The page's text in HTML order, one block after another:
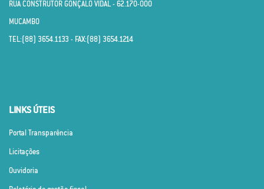
RUA CONSTRUTOR GONÇALO VIDAL - 62.170­-000
MUCAMBO
TEL:(88) 3654.1133 - FAX:(88) 3654.1214
LINKS ÚTEIS
Portal Transparência
Licitações
Ouvidoria